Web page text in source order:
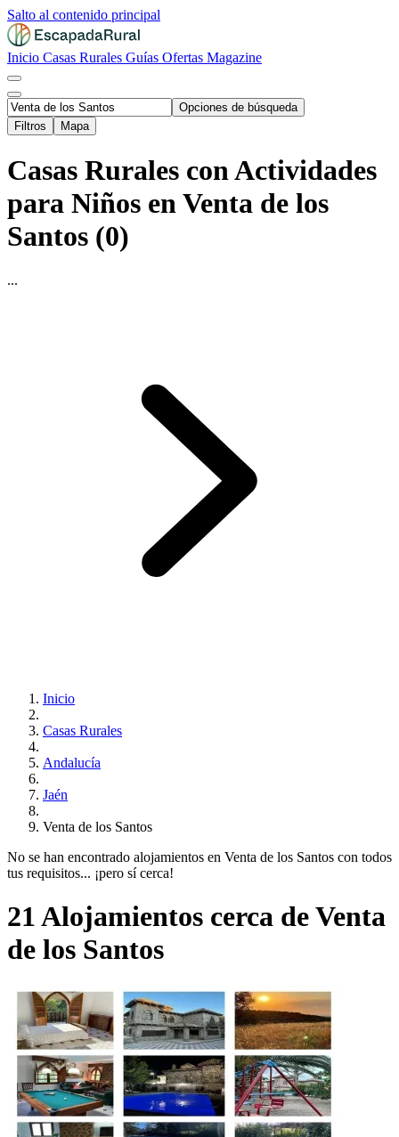
Salto al contenido principal
Inicio Casas Rurales Guías Ofertas Magazine
Opciones de búsqueda
Filtros
Mapa
Casas Rurales con Actividades
para Niños en Venta de los
Santos (0)
...
Inicio
Casas Rurales
Andalucía
Jaén
Venta de los Santos
No se han encontrado alojamientos en Venta de los Santos con todos
tus requisitos... ¡pero sí cerca!
21 Alojamientos cerca de Venta
de los Santos